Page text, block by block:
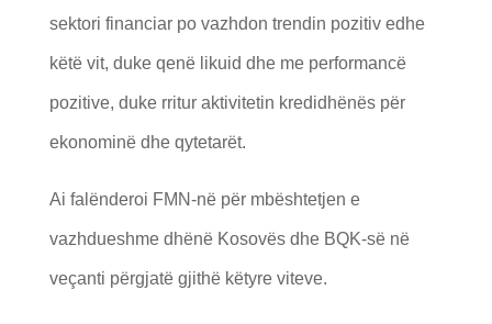
sektori financiar po vazhdon trendin pozitiv edhe
këtë vit, duke qenë likuid dhe me performancë
pozitive, duke rritur aktivitetin kredidhënës për
ekonominë dhe qytetarët.
Ai falënderoi FMN-në për mbështetjen e
vazhdueshme dhënë Kosovës dhe BQK-së në
veçanti përgjatë gjithë këtyre viteve.